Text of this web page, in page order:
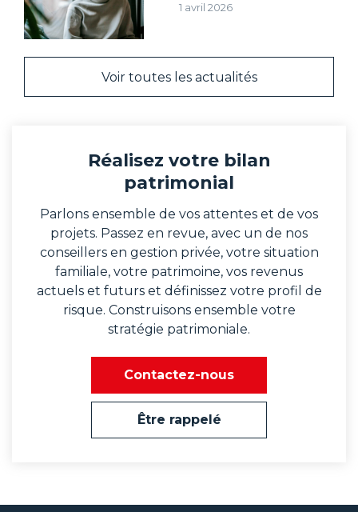
1 avril 2026
Voir toutes les actualités
Réalisez votre bilan
patrimonial
Parlons ensemble de vos attentes et de vos
projets. Passez en revue, avec un de nos
conseillers en gestion privée, votre situation
familiale, votre patrimoine, vos revenus
actuels et futurs et définissez votre profil de
risque. Construisons ensemble votre
stratégie patrimoniale.
Contactez-nous
Être rappelé